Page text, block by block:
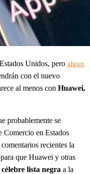
Unidos, pero algun
con el nuevo
al menos con Huawei,
probablemente se
Comercio en Estados
recientes la
para que Huawei y otras
lista negra a la